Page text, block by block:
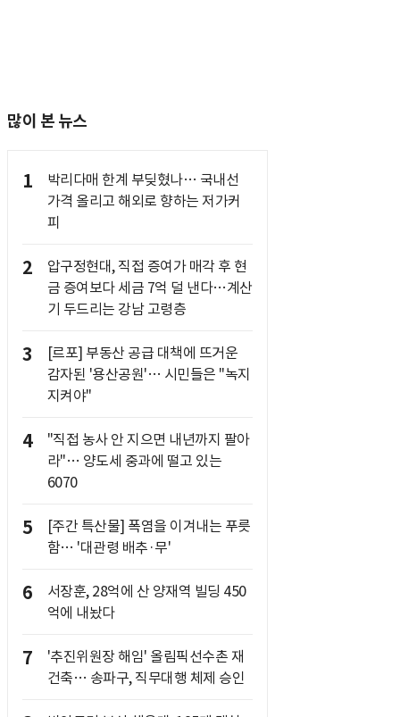
많이 본 뉴스
1
박리다매 한계 부딪혔나… 국내선
가격 올리고 해외로 향하는 저가커
피
2
압구정현대, 직접 증여가 매각 후 현
금 증여보다 세금 7억 덜 낸다…계산
기 두드리는 강남 고령층
3
[르포] 부동산 공급 대책에 뜨거운
감자된 '용산공원'… 시민들은 "녹지
지켜야"
4
"직접 농사 안 지으면 내년까지 팔아
라"… 양도세 중과에 떨고 있는
6070
5
[주간 특산물] 폭염을 이겨내는 푸릇
함… '대관령 배추·무'
6
서장훈, 28억에 산 양재역 빌딩 450
억에 내놨다
7
'추진위원장 해임' 올림픽선수촌 재
건축… 송파구, 직무대행 체제 승인